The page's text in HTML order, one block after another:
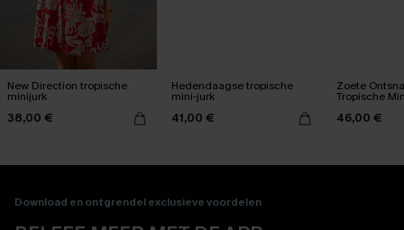
New Direction tropische
minijurk
38,00 €
Hedendaagse tropische
mini-jurk
41,00 €
Zoete
Tropische
46,00 €
Download en ontgrendel exclusieve voordelen